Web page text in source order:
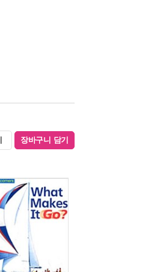
장바구니 담기